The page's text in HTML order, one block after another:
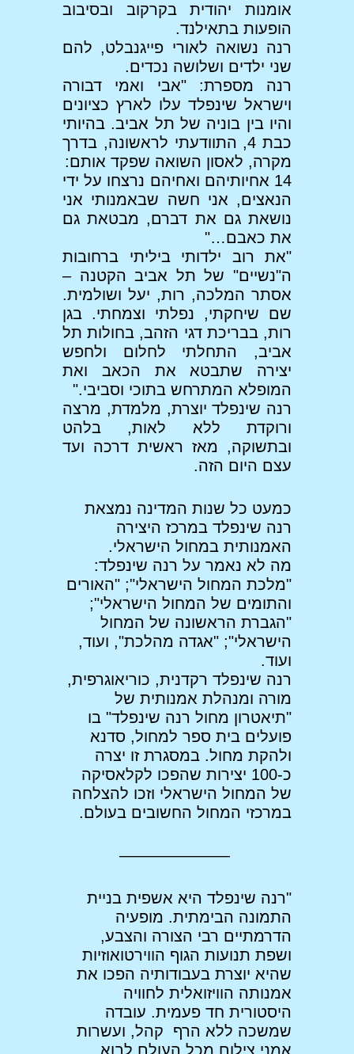
אומנות יהודית בקרקוב ובסיבוב
הופעות בתאילנד.
רנה נשואה לאורי פייגנבלט, להם
שני ילדים ושלושה נכדים.
רנה מספרת: "אבי ואמי דבורה
וישראל שינפלד עלו לארץ כציונים
והיו בין בוניה של תל אביב. בהיותי
כבת 4, התוודעתי לראשונה, בדרך
מקרה, לאסון השואה שפקד אותם:
14 אחיותיהם ואחיהם נרצחו על ידי
הנאצים, אני חשה שבאמנותי אני
נושאת גם את דברם, מבטאת גם
את כאבם…"
"את רוב ילדותי ביליתי ברחובות
ה"נשיים" של תל אביב הקטנה –
אסתר המלכה, רות, יעל ושולמית.
שם שיחקתי, נפלתי וצמחתי. בגן
רות, בבריכת דגי הזהב, בחולות תל
אביב, התחלתי לחלום ולחפש
יצירה שתבטא את הכאב ואת
המופלא המתרחש בתוכי וסביבי."
רנה שינפלד יוצרת, מלמדת, מרצה
ורוקדת ללא לאות, בלהט
ובתשוקה, מאז ראשית דרכה ועד
עצם היום הזה.
כמעט כל שנות המדינה נמצאת
רנה שינפלד במרכז היצירה
האמנותית במחול הישראלי.
מה לא נאמר על רנה שינפלד:
"מלכת המחול הישראלי"; "האורים
והתומים של המחול הישראלי";
"הגברת הראשונה של המחול
הישראלי"; "אגדה מהלכת", ועוד,
ועוד.
רנה שינפלד רקדנית, כוריאוגרפית,
מורה ומנהלת אמנותית של
"תיאטרון מחול רנה שינפלד" בו
פועלים בית ספר למחול, סדנא
ולהקת מחול. במסגרת זו יצרה
כ-100 יצירות שהפכו לקלאסיקה
של המחול הישראלי וזכו להצלחה
במרכזי המחול החשובים בעולם.
———————
"רנה שינפלד היא אשפית בניית
התמונה הבימתית. מופעיה
הדרמתיים רבי הצורה והצבע,
ושפת תנועות הגוף הווירטואוזיות
שהיא יוצרת בעבודותיה הפכו את
אמנותה הוויזואלית לחוויה
היסטורית חד פעמית. עובדה
שמשכה ללא הרף קהל, ועשרות
אמני צילום מכל העולם לבוא